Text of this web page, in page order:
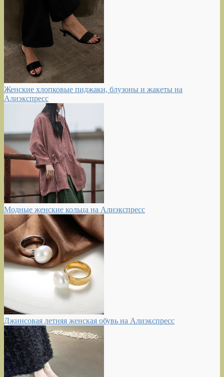
Женские хлопковые пиджаки, блузоны и жакеты на
Алиэкспресс
Модные женские кольца на Алиэкспресс
Джинсовая летняя женская обувь на Алиэкспресс